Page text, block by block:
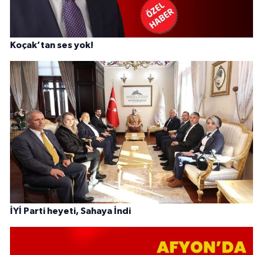
Koçak’tan ses yok!
İYİ Parti heyeti, Sahaya İndi